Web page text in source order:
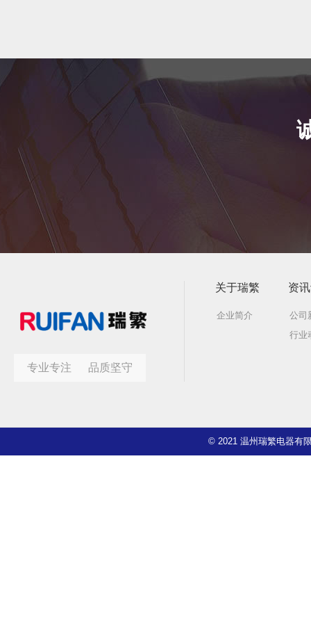
专业专注 品质坚守
关于瑞繁
企业简介
资
公司
行业
© 2021 温州瑞繁电器有